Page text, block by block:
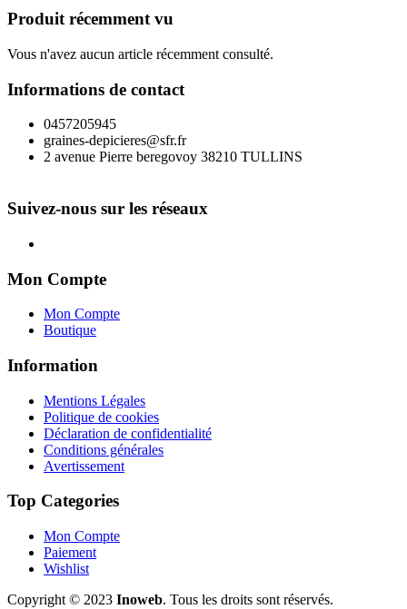
Produit récemment vu
Vous n'avez aucun article récemment consulté.
Informations de contact
0457205945
graines-depicieres@sfr.fr
2 avenue Pierre beregovoy 38210 TULLINS
Suivez-nous sur les réseaux
Mon Compte
Mon Compte
Boutique
Information
Mentions Légales
Politique de cookies
Déclaration de confidentialité
Conditions générales
Avertissement
Top Categories
Mon Compte
Paiement
Wishlist
Copyright © 2023 Inoweb. Tous les droits sont réservés.